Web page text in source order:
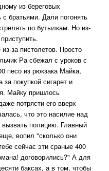
из береговых
братьями. Дали погонять
по бутылкам. Но из-
за пистолетов. Просто
Ра сбежал с уроков с
песо из рюкзака Майка,
покупкой сигарет и
Майку пришлось
потрясти его вверх
что это насилие над
полицию. Главный
вопил "сколько они
сейчас эти сраные 400
договорились?" А для
баксах, а в том, чтобы